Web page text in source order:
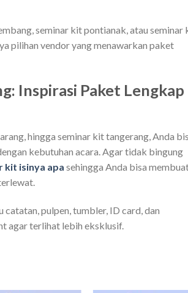
seminar kit pontianak, atau seminar
pilihan vendor yang menawarkan paket
Inspirasi Paket Lengkap
hingga seminar kit tangerang, Anda
kebutuhan acara. Agar tidak bingung
kit isinya apa sehingga Anda bisa
pulpen, tumbler, ID card, dan
agar terlihat lebih eksklusif.